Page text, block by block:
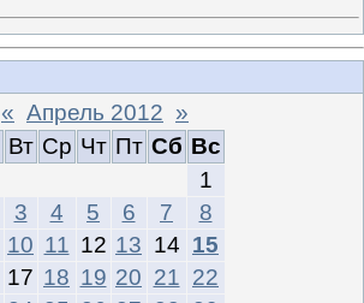
« Апрель 2012 »
Вт Ср Чт Пт Сб Вс
1
3 4 5 6 7
8
10 11 12 13 14 15
17 18 19 20 21 22